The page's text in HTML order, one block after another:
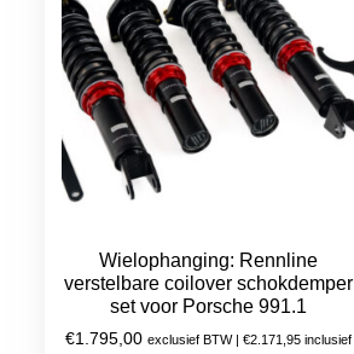
Wielophanging: Rennline
verstelbare coilover schokdemper
set voor Porsche 991.1
€1.795,00 exclusief BTW |€2.171,95 inclusief